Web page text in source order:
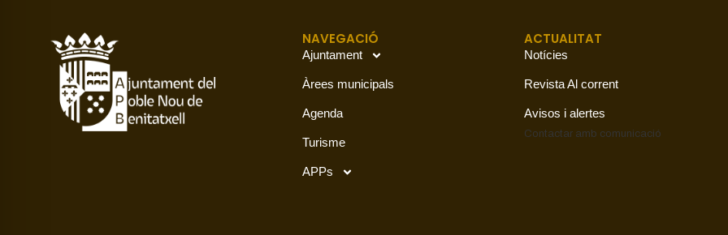
NAVEGACIÓ
Ajuntament
Àrees municipals
Agenda
Turisme
APPs
ACTUALITAT
Notícies
Revista Al corrent
Avisos i alertes
Contactar amb comunicació